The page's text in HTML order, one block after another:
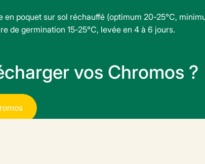
en poquet sur sol réchauffé (optimum 20-25°C,
de germination 15-25°C, levée en 4 à 6 jours.
vos Chromos ?
romos